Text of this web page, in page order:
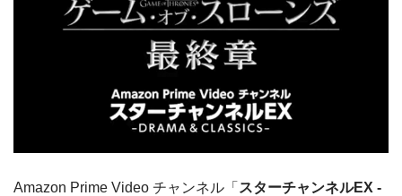
Amazon Prime Video チャンネル「 スターチャンネルEX -